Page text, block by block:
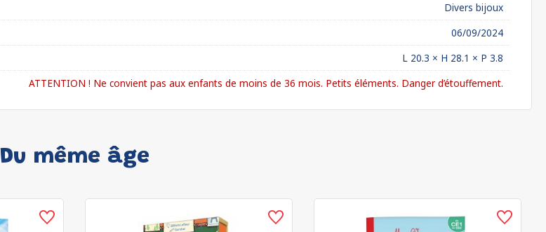
Divers bijoux
06/09/2024
L 20.3 × H 28.1 × P 3.8
ATTENTION ! Ne convient pas aux enfants de moins de 36 mois. Petits éléments. Danger d’étouffement.
Du même âge